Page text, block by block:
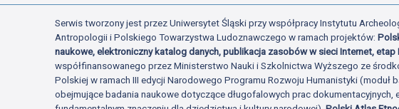
Serwis tworzony jest przez Uniwersytet Śląski przy współpracy Instytutu
Antropologii i Polskiego Towarzystwa Ludoznawczego w ramach projektów:
naukowe, elektroniczny katalog danych, publikacja zasobów w sieci Internet, etap
współfinansowanego przez Ministerstwo Nauki i Szkolnictwa Wyższego ze
Polskiej w ramach III edycji Narodowego Programu Rozwoju Humanistyki (moduł
obejmujące badania naukowe dotyczące długofalowych prac dokumentacyjnych,